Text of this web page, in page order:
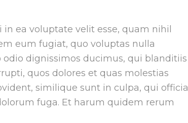
ea voluptate velit esse, quam nihil
eum fugiat, quo voluptas nulla
dignissimos ducimus, qui blanditiis
quos dolores et quas molestias
similique sunt in culpa, qui officia
fuga. Et harum quidem rerum